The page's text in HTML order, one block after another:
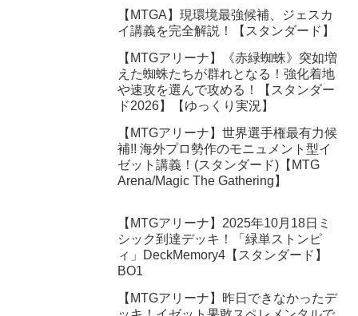
【MTGA】現環境最強候補、ジェスカ
イ講義を完全解説！【スタンダード】
【MTGアリーナ】《赤緑蜘蛛》突如増
えた蜘蛛たちが群れとなる！強化着地
や速攻を選んで攻める！【スタンダー
ド2026】【ゆっくり実況】
【MTGアリーナ】世界選手権最有力候
補!! 海外プロ勢作のモニュメント型イ
ゼット講義！(スタンダード)【MTG
Arena/Magic The Gathering】
【MTGアリーナ】2025年10月18日ミ
シック到達デッキ！「緑単ストンピ
ィ」DeckMemory4【スタンダード】
BO1
【MTGアリーナ】昨日できなかったデ